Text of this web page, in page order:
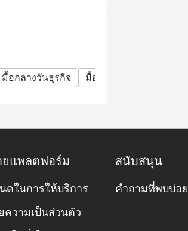
มื้อกลางวันธุรกิจ มื้อค่ำธุรกิจ
ยแพลตฟอร์ม
ดในการให้บริการ
ความเป็นส่วนตัว
สนับสนุน
คำถามที่พบบ่อย